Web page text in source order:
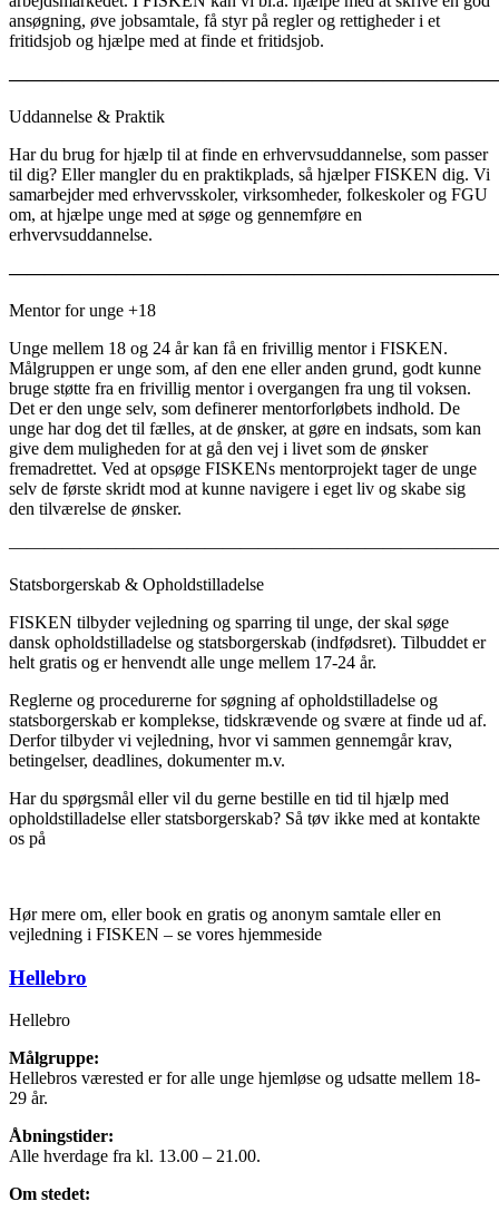
ansøgning, øve jobsamtale, få styr på regler og rettigheder i et
fritidsjob og hjælpe med at finde et fritidsjob.
Uddannelse & Praktik
Har du brug for hjælp til at finde en erhvervsuddannelse, som passer
til dig? Eller mangler du en praktikplads, så hjælper FISKEN dig. Vi
samarbejder med erhvervsskoler, virksomheder, folkeskoler og FGU
om, at hjælpe unge med at søge og gennemføre en
erhvervsuddannelse.
Mentor for unge +18
Unge mellem 18 og 24 år kan få en frivillig mentor i FISKEN.
Målgruppen er unge som, af den ene eller anden grund, godt kunne
bruge støtte fra en frivillig mentor i overgangen fra ung til voksen.
Det er den unge selv, som definerer mentorforløbets indhold. De
unge har dog det til fælles, at de ønsker, at gøre en indsats, som kan
give dem muligheden for at gå den vej i livet som de ønsker
fremadrettet. Ved at opsøge FISKENs mentorprojekt tager de unge
selv de første skridt mod at kunne navigere i eget liv og skabe sig
den tilværelse de ønsker.
Statsborgerskab & Opholdstilladelse
FISKEN tilbyder vejledning og sparring til unge, der skal søge
dansk opholdstilladelse og statsborgerskab (indfødsret). Tilbuddet er
helt gratis og er henvendt alle unge mellem 17-24 år.
Reglerne og procedurerne for søgning af opholdstilladelse og
statsborgerskab er komplekse, tidskrævende og svære at finde ud af.
Derfor tilbyder vi vejledning, hvor vi sammen gennemgår krav,
betingelser, deadlines, dokumenter m.v.
Har du spørgsmål eller vil du gerne bestille en tid til hjælp med
opholdstilladelse eller statsborgerskab? Så tøv ikke med at kontakte
os på
Hør mere om, eller book en gratis og anonym samtale eller en
vejledning i FISKEN – se vores hjemmeside
Hellebro
Hellebro
Målgruppe:
Hellebros værested er for alle unge hjemløse og udsatte mellem 18-
29 år.
Åbningstider:
Alle hverdage fra kl. 13.00 – 21.00.
Om stedet: